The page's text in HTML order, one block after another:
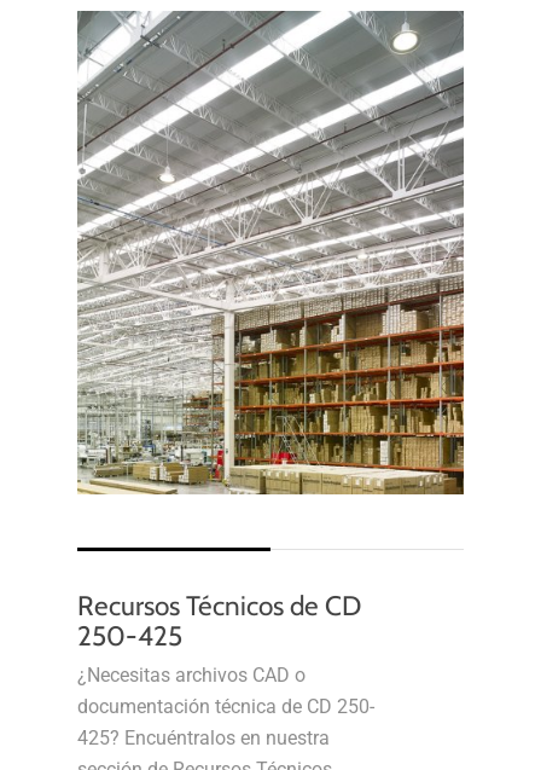
Recursos Técnicos de CD
250-425
¿Necesitas archivos CAD o
documentación técnica de CD 250-
425? Encuéntralos en nuestra